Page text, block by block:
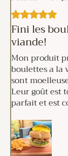
d’ail, poudre
herbes.
**biologique,
Noté 5 sur 5.
Fini les
viande!
Mon produit
boulettes a la
sont
Leur goût est
parfait et est
sucré, vinaigré.